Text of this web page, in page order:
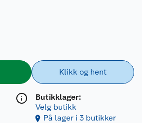
Klikk og hent
Butikklager:
Velg butikk
På lager i 3 butikker